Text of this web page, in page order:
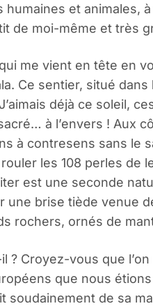
et animales,
de moi-même et très
me vient en tête en
Ce sentier, situé
déjà ce soleil,
à l’envers ! Aux
à contresens sans le
les 108 perles de
est une seconde
une brise tiède venue
rochers, ornés de
il ? Croyez-vous que
que nous
soudainement de sa